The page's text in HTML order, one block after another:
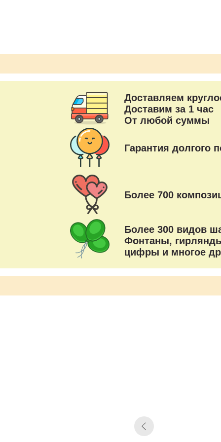
Доставляем
Доставим за 1 час
От любой суммы
Гарантия долгого
Более 700
Более 300 видов
Фонтаны,
цифры и многое